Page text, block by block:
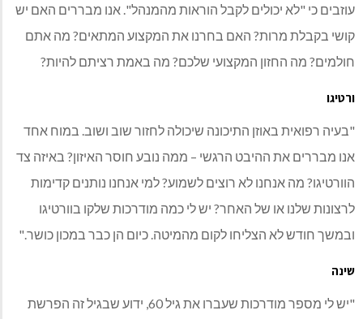
עוזבים כי "לא יכולים לקבל הוראות מהמנהל". אנו מבררים האם יש
קושי בקבלת מרות? האם בחרנו את המקצוע המתאים? מה אתם
חולמים? מה החזון המקצועי שלכם? מה באמת רציתם להיות?
ורטיגו
"בעיה רפואית באוזן התיכונה שיכולה לחזור שוב ושוב. במוח אחד
אנו מבררים את ההיבט הרגשי – ממה נובע חוסר האיזון? באיזה צד
הוורטיגו? מה אנחנו לא רוצים לשמוע? למי אנחנו נותנים קדימות
לרצונות שלנו או של האחר? יש לי כמה מודרכות שלקו בוורטיגו
ובמשך חודש לא הצליחו לקום מהמיטה. כיום הן כבר במכון כושר."
שינה
"יש לי מספר מודרכות שעברו את גיל 60, ידוע שבגיל זה הפרשת